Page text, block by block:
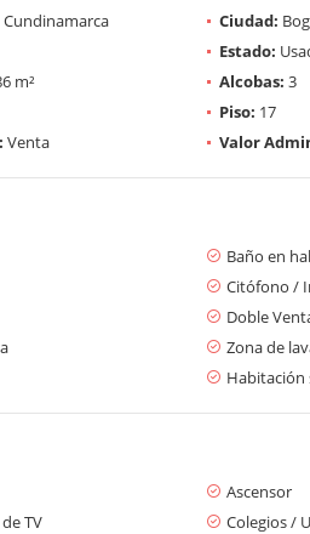
Cundinamarca Ciudad:
Estado:
m² Alcobas: 3
Piso: 17
Venta Valor
Baño en
Citófono /
Doble
Zona de
Habitación
Ascensor
TV Colegios /